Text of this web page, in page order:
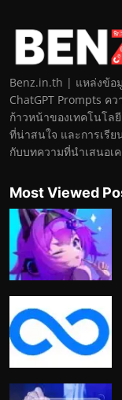
Benz.in.th | แหล่งข้อ
ChatGPT Prompts ค
ก้าวหน้าของเทคโนโล
ที่น่าสนใจ และการเรีย
กับบทความที่นำเสนอเ
Most Viewed